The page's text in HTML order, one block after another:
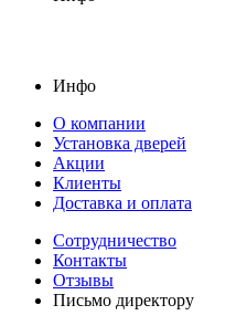
Инфо
О компании
Установка дверей
Акции
Клиенты
Доставка и оплата
Сотрудничество
Контакты
Отзывы
Письмо директору